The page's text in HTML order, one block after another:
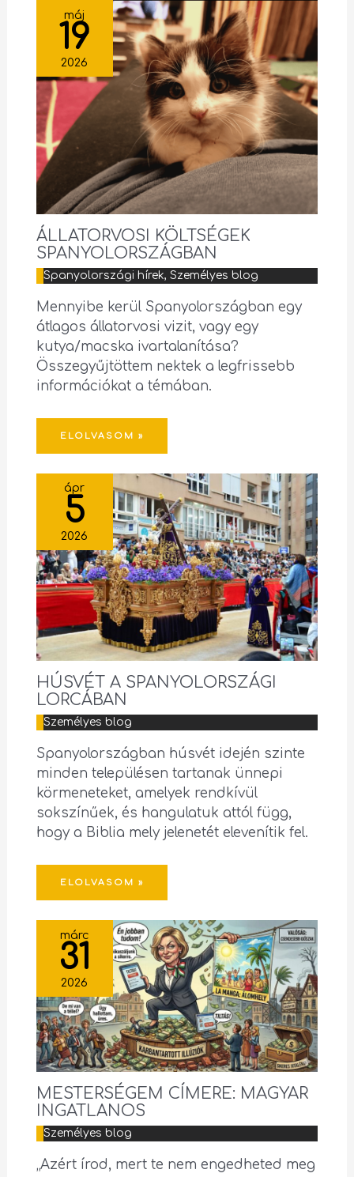
máj
19
2026
ÁLLATORVOSI KÖLTSÉGEK
SPANYOLORSZÁGBAN
Spanyolországi hírek, Személyes blog
Mennyibe kerül Spanyolországban egy
átlagos állatorvosi vizit, vagy egy
kutya/macska ivartalanítása?
Összegyűjtöttem nektek a legfrissebb
információkat a témában.
ELOLVASOM »
ápr
5
2026
HÚSVÉT A SPANYOLORSZÁGI
LORCÁBAN
Személyes blog
Spanyolországban húsvét idején szinte
minden településen tartanak ünnepi
körmeneteket, amelyek rendkívül
sokszínűek, és hangulatuk attól függ,
hogy a Biblia mely jelenetét elevenítik fel.
ELOLVASOM »
márc
31
2026
MESTERSÉGEM CÍMERE: MAGYAR
INGATLANOS
Személyes blog
„Azért írod, mert te nem engedheted meg